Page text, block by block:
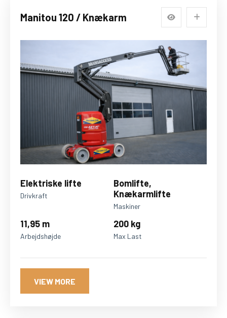
Manitou 120 / Knækarm
Elektriske lifte
Drivkraft
Bomlifte,
Knækarmlifte
Maskiner
11,95 m
Arbejdshøjde
200 kg
Max Last
VIEW MORE